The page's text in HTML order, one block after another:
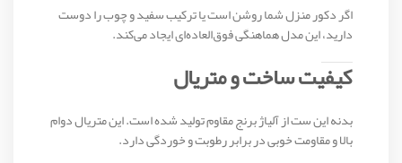
اگر دکور منزل شما روشن است یا ترکیب سفید و چوب را دوست
دارید، این مدل هماهنگی فوق‌العاده‌ای ایجاد می‌کند.
کیفیت ساخت و متریال
بدنه این ست از آلیاژ برنج مقاوم تولید شده است. این متریال دوام
بالا و مقاومت خوبی در برابر رطوبت و خوردگی دارد.